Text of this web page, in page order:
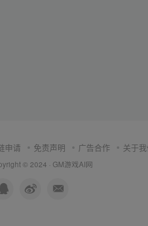
申请 免责声明 广告合作 关于
© 2024 · GM游戏AI网